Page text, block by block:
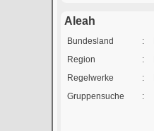
Aleah
Bundesland :
Region
:
Regelwerke
:
Gruppensuche
: